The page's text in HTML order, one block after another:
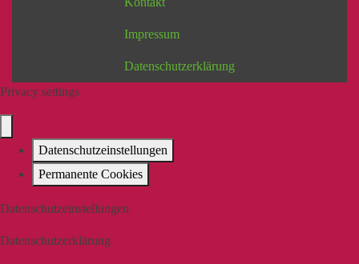
Impressum
Datenschutzerklärung
Privacy settings
Datenschutzeinstellungen
Permanente Cookies
Datenschutzeinstellungen
Datenschutzerklärung